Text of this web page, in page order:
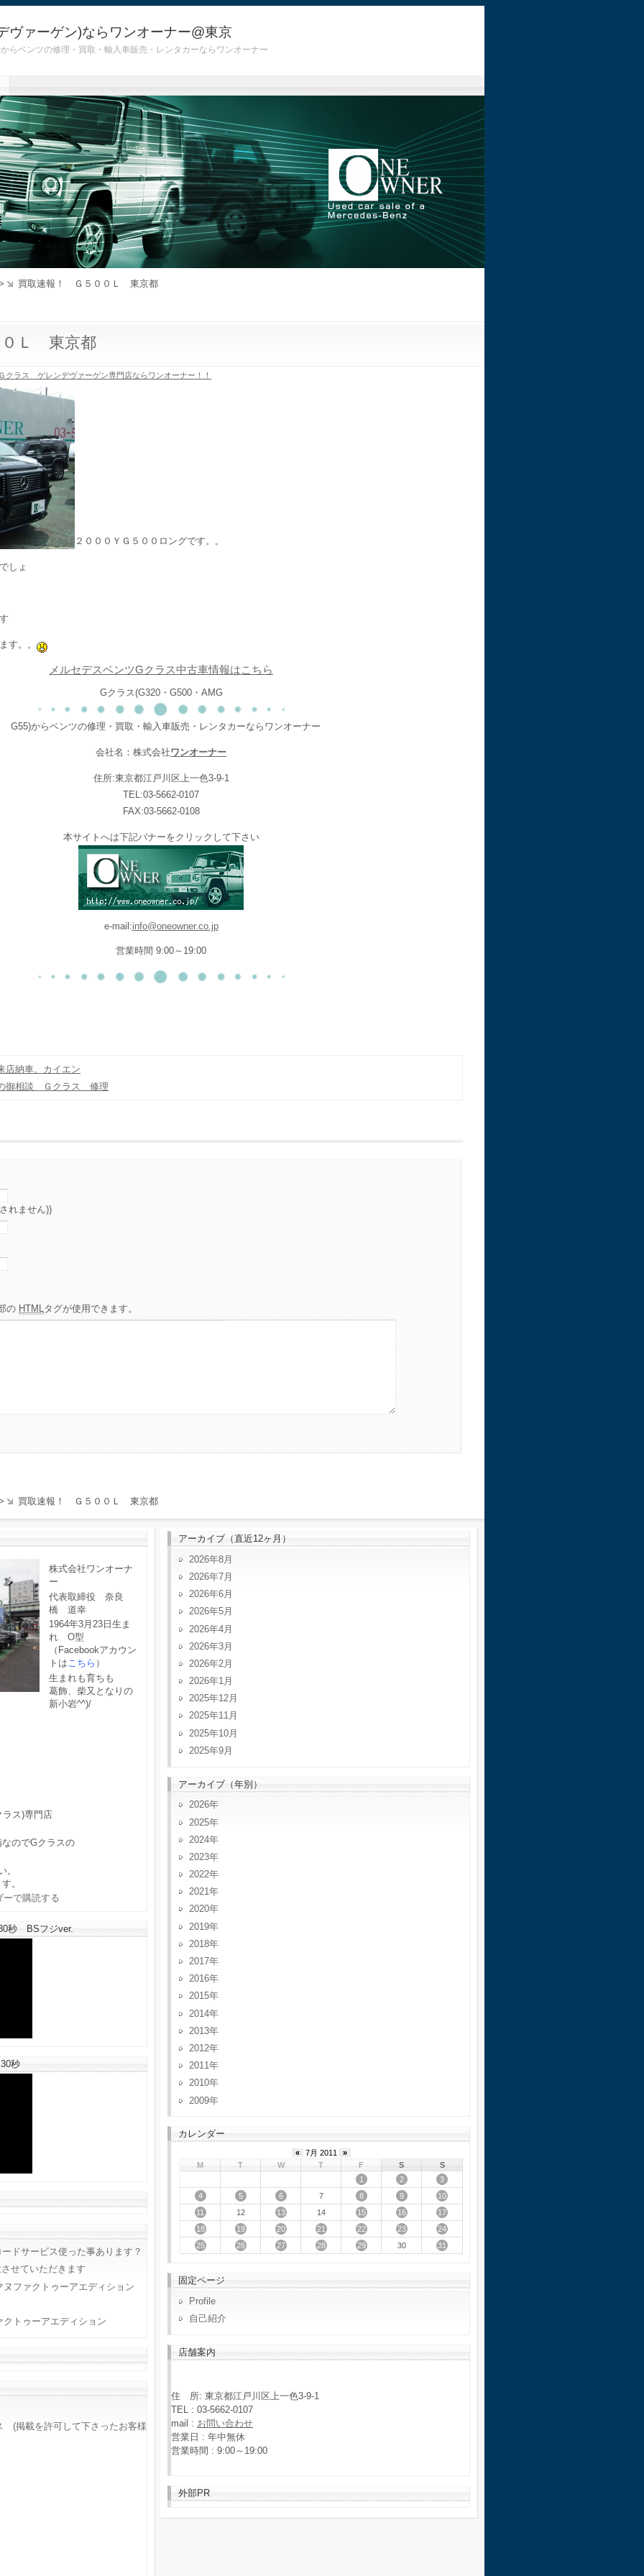
ヴァーゲン)ならワンオーナー@東京
ベンツの修理・買取・輸入車販売・レンタカーならワンオーナー
買取速報！ Ｇ５００Ｌ 東京都
Ｌ 東京都
Ｇクラス ゲレンデヴァーゲン専門店ならワンオーナー！！
２０００ＹＧ５００ロングです。。
しょ
す。。
メルセデスベンツGクラス中古車情報はこちら
Gクラス(G320・G500・AMG
G55)からベンツの修理・買取・輸入車販売・レンタカーならワンオーナー
会社名：株式会社ワンオーナー
住所:東京都江戸川区上一色3-9-1
TEL:03-5662-0107
FAX:03-5662-0108
本サイトへは下記バナーをクリックして下さい
e-mail:info@oneowner.co.jp
営業時間 9:00～19:00
店納車。カイエン
御相談 Ｇクラス 修理
れません))
の HTMLタグが使用できます。
買取速報！ Ｇ５００Ｌ 東京都
株式会社ワンオーナ
ー
代表取締役 奈良
橋 道幸
1964年3月23日生ま
れ O型
（Facebookアカウン
トはこちら ）
生まれも育ちも
葛飾、柴又となりの
新小岩^^)/
ラス)専門店
のでGクラスの
。
。
秒 BSフジver.
秒
ドサービス使った事あります？
せていただきます
ファクトゥーアエディション
トゥーアエディション
(掲載を許可して下さったお客様
アーカイブ（直近12ヶ月）
2026年8月
2026年7月
2026年6月
2026年5月
2026年4月
2026年3月
2026年2月
2026年1月
2025年12月
2025年11月
2025年10月
2025年9月
アーカイブ（年別）
2026
2025
2024
2023
2022
2021
2020
2019
2018
2017
2016
2015
2014
2013
2012
2011
2010
2009
カレンダー
« 7月 2011
»
M
T W T F S
S
1
2
3
4
5 6 7 8 9
10
11
12 13 14 15 16
17
18
19 20 21 22 23
24
25
26 27 28 29 30 31
固定ページ
Profile
自己紹介
店舗案内
住 所: 東京都江戸川区上一色3-9-1
TEL : 03-5662-0107
mail : お問い合わせ
営業日 : 年中無休
営業時間 : 9:00～19:00
外部PR